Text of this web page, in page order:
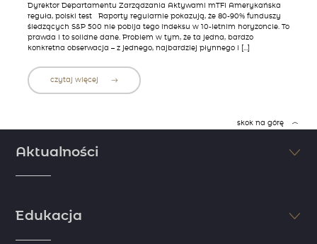
Dyrektor Departamentu Zarządzania Aktywami mTFI Amerykańska
reguła, polski test Raporty regularnie pokazują, że 80-90% funduszy
śledzących S&P 500 nie pobija tego indeksu w 10-letnim horyzoncie. To
prawda i to solidne dane. Problem w tym, że ta jedna, bardzo
konkretna obserwacja – z jednego, najbardziej płynnego i […]
czytaj więcej
skok na górę
Aktualności
doniesienia dzięki komentarzom i artykułom naszych ekspertów.
zobacz więcej
Edukacja